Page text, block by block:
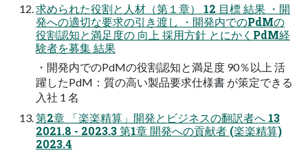
求められた役割と人材（第１章） 12 目標 結果 ・開
発への適切な要求の引き渡し ・開発内でのPdMの
役割認知と満足度の 向上 採用方針 とにかくPdM経
験者を募集 結果
・開発内でのPdMの役割認知と満足度 90％以上 活
躍したPdM：質の高い製品要求仕様書 が策定できる
入社 1 名
第2章 「楽楽精算」開発とビジネスの翻訳者へ 13
2021.8 - 2023.3 第1章 開発への貢献者 (楽楽精算)
2023.4